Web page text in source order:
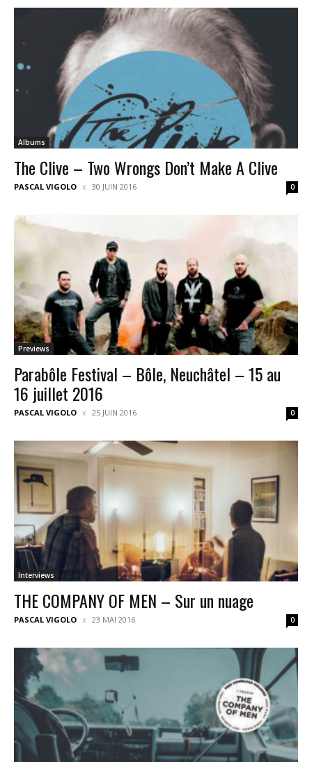
Albums
The Clive – Two Wrongs Don’t Make A Clive
PASCAL VIGOLO 30 JUIN 2016 0
Previews
Parabôle Festival – Bôle, Neuchâtel – 15 au
16 juillet 2016
PASCAL VIGOLO 25 JUIN 2016 0
Interviews
THE COMPANY OF MEN – Sur un nuage
PASCAL VIGOLO 23 MAI 2016 0